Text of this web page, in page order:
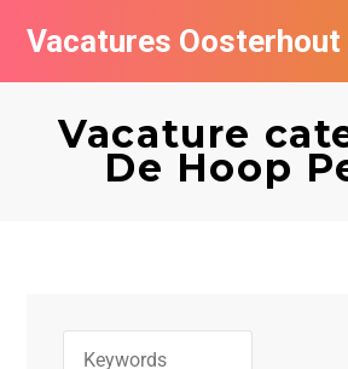
Vacatures Oosterhout
Vacature
De Hoop
Vacatures per bedrijf